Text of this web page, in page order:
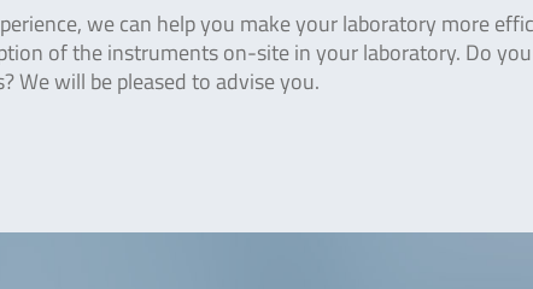
we can help you make your laboratory more
of the instruments on-site in your laboratory. Do
We will be pleased to advise you.